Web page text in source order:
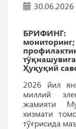
30.06.2026
Ҳуқуқий
2026 йил
миллий
жамияти
хизмати
тўғрисида